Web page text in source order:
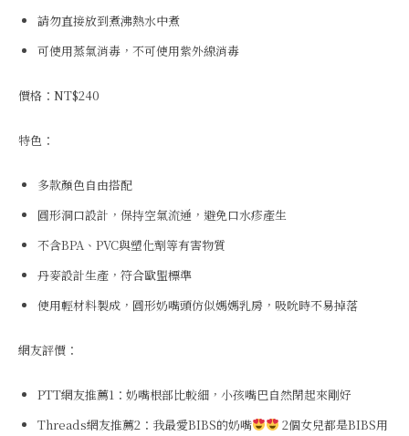
請勿直接放到煮沸熱水中煮
可使用蒸氣消毒，不可使用紫外線消毒
價格：NT$240
特色：
多款顏色自由搭配
圓形洞口設計，保持空氣流通，避免口水疹產生
不含BPA、PVC與塑化劑等有害物質
丹麥設計生產，符合歐盟標準
使用輕材料製成，圓形奶嘴頭仿似媽媽乳房，吸吮時不易掉落
網友評價：
PTT網友推薦1：奶嘴根部比較細，小孩嘴巴自然閉起來剛好
Threads網友推薦2：我最愛BIBS的奶嘴
2個女兒都是BIBS用